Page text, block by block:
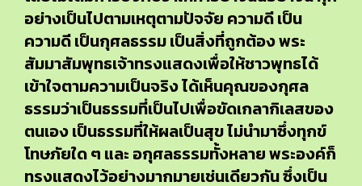
อย่างเป็นไปตามเหตุตามปัจจัย ความดี เป็น
ความดี เป็นกุศลธรรม เป็นสิ่งที่ถูกต้อง พระ
สัมมาสัมพุทธเจ้าทรงแสดงเพื่อให้ชาวพุทธได้
เข้าใจตามความเป็นจริง ได้เห็นคุณของกุศล
ธรรมว่าเป็นธรรมที่เป็นไปเพื่อขัดเกลากิเลสของ
ตนเอง เป็นธรรมที่ให้ผลเป็นสุข ไม่นำมาซึ่งทุกข์
โทษภัยใด ๆ และ อกุศลธรรมทั้งหลาย พระองค์ก็
ทรงแสดงไว้อย่างมากมายเช่นเดียวกัน ซึ่งเป็น